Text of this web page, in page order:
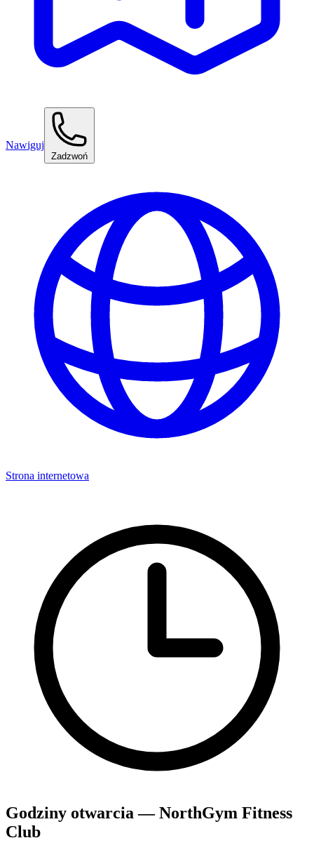
Nawiguj
Zadzwoń
Strona internetowa
Godziny otwarcia — NorthGym Fitness
Club